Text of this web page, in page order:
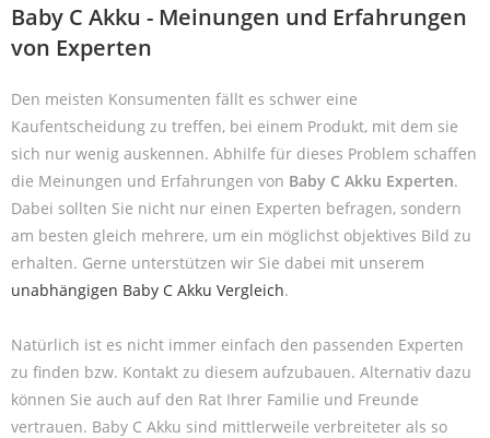
Baby C Akku - Meinungen und Erfahrungen
von Experten
Den meisten Konsumenten fällt es schwer eine
Kaufentscheidung zu treffen, bei einem Produkt, mit dem sie
sich nur wenig auskennen. Abhilfe für dieses Problem schaffen
die Meinungen und Erfahrungen von Baby C Akku Experten.
Dabei sollten Sie nicht nur einen Experten befragen, sondern
am besten gleich mehrere, um ein möglichst objektives Bild zu
erhalten. Gerne unterstützen wir Sie dabei mit unserem
unabhängigen Baby C Akku Vergleich.
Natürlich ist es nicht immer einfach den passenden Experten
zu finden bzw. Kontakt zu diesem aufzubauen. Alternativ dazu
können Sie auch auf den Rat Ihrer Familie und Freunde
vertrauen. Baby C Akku sind mittlerweile verbreiteter als so